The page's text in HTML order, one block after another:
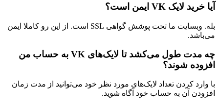
آیا خرید لایک VK ایمن است؟
بله. وبسایت ما تحت پوشش گواهی SSL است. از این رو کاملا ایمن
می‌باشد.
چه مدت طول می‌کشد تا لایک‌های VK به حساب من
افزوده شوند؟
با وارد کردن تعداد لایک‌های مورد نظر خود می‌توانید از مدت زمان
افزودن آن به حساب خود آگاه شوید.